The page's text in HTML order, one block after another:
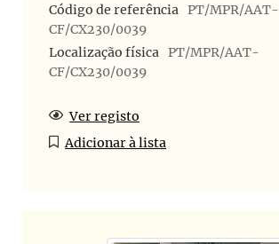
Código de referência PT/MPR/AAT-
CF/CX230/0039
Localização física PT/MPR/AAT-
CF/CX230/0039
Ver registo
Adicionar à lista